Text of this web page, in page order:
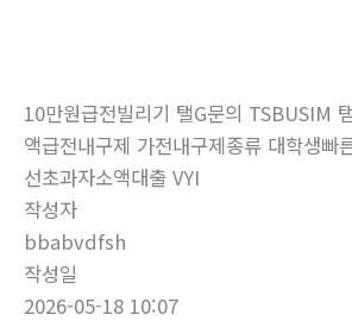
10만원급전빌리기 탤G문의 TSBUSIM
액급전내구제 가전내구제종류 대학생빠
선초과자소액대출 VYI
작성자
bbabvdfsh
작성일
2026-05-18 10:07